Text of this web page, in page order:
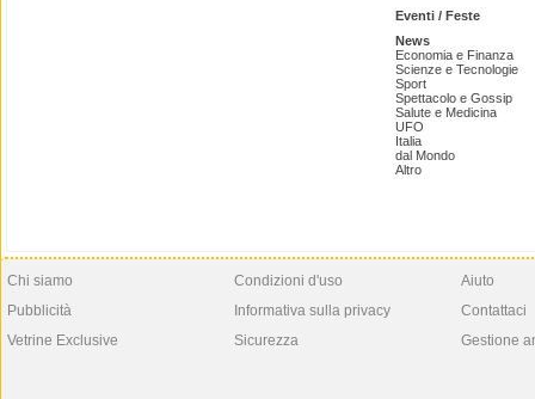
Eventi / Feste
News
Economia e Finanza
Scienze e Tecnologie
Sport
Spettacolo e Gossip
Salute e Medicina
UFO
Italia
dal Mondo
Altro
Chi siamo
Pubblicità
Vetrine Exclusive
Condizioni d'uso
Informativa sulla privacy
Sicurezza
Aiuto
Contattaci
Gestione